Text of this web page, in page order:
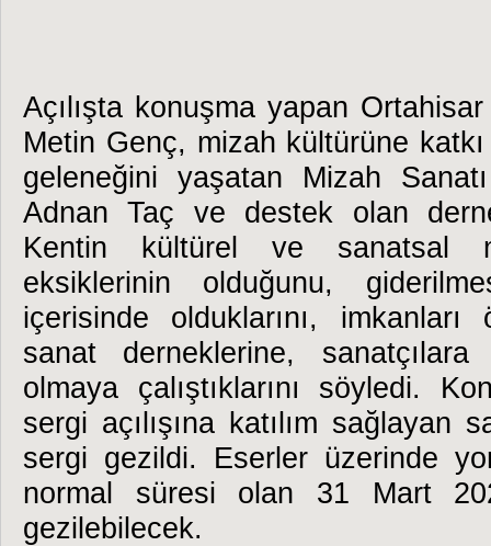
Açılışta konuşma yapan
Metin Genç, mizah kültürüne
geleneğini yaşatan Mizah
Adnan Taç ve destek olan
Kentin kültürel ve sanatsal
eksiklerinin olduğunu,
içerisinde olduklarını,
sanat derneklerine,
olmaya çalıştıklarını söyledi.
sergi açılışına katılım sağlayan
sergi gezildi. Eserler üzerinde
normal süresi olan 31 Mart
gezilebilecek.